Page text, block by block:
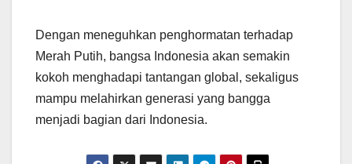
Dengan meneguhkan penghormatan terhadap
Merah Putih, bangsa Indonesia akan semakin
kokoh menghadapi tantangan global, sekaligus
mampu melahirkan generasi yang bangga
menjadi bagian dari Indonesia.